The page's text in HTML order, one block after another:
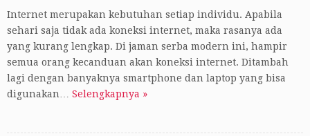
Internet merupakan kebutuhan setiap individu. Apabila
sehari saja tidak ada koneksi internet, maka rasanya ada
yang kurang lengkap. Di jaman serba modern ini, hampir
semua orang kecanduan akan koneksi internet. Ditambah
lagi dengan banyaknya smartphone dan laptop yang bisa
digunakan… Selengkapnya »